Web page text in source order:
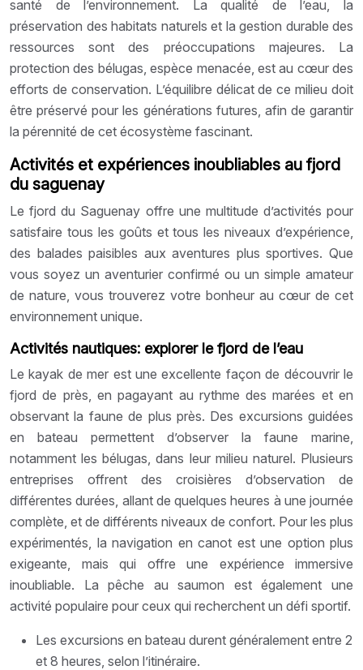
santé de l’environnement. La qualité de l’eau, la
préservation des habitats naturels et la gestion durable des
ressources sont des préoccupations majeures. La
protection des bélugas, espèce menacée, est au cœur des
efforts de conservation. L’équilibre délicat de ce milieu doit
être préservé pour les générations futures, afin de garantir
la pérennité de cet écosystème fascinant.
Activités et expériences inoubliables au fjord
du saguenay
Le fjord du Saguenay offre une multitude d’activités pour
satisfaire tous les goûts et tous les niveaux d’expérience,
des balades paisibles aux aventures plus sportives. Que
vous soyez un aventurier confirmé ou un simple amateur
de nature, vous trouverez votre bonheur au cœur de cet
environnement unique.
Activités nautiques: explorer le fjord de l’eau
Le kayak de mer est une excellente façon de découvrir le
fjord de près, en pagayant au rythme des marées et en
observant la faune de plus près. Des excursions guidées
en bateau permettent d’observer la faune marine,
notamment les bélugas, dans leur milieu naturel. Plusieurs
entreprises offrent des croisières d’observation de
différentes durées, allant de quelques heures à une journée
complète, et de différents niveaux de confort. Pour les plus
expérimentés, la navigation en canot est une option plus
exigeante, mais qui offre une expérience immersive
inoubliable. La pêche au saumon est également une
activité populaire pour ceux qui recherchent un défi sportif.
Les excursions en bateau durent généralement entre 2
et 8 heures, selon l’itinéraire.